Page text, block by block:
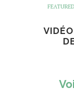
FEATURED